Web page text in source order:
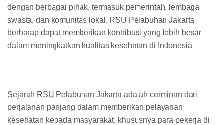
dengan berbagai pihak, termasuk pemerintah, lembaga
swasta, dan komunitas lokal, RSU Pelabuhan Jakarta
berharap dapat memberikan kontribusi yang lebih besar
dalam meningkatkan kualitas kesehatan di Indonesia.
Sejarah RSU Pelabuhan Jakarta adalah cerminan dari
perjalanan panjang dalam memberikan pelayanan
kesehatan kepada masyarakat, khususnya para pekerja di